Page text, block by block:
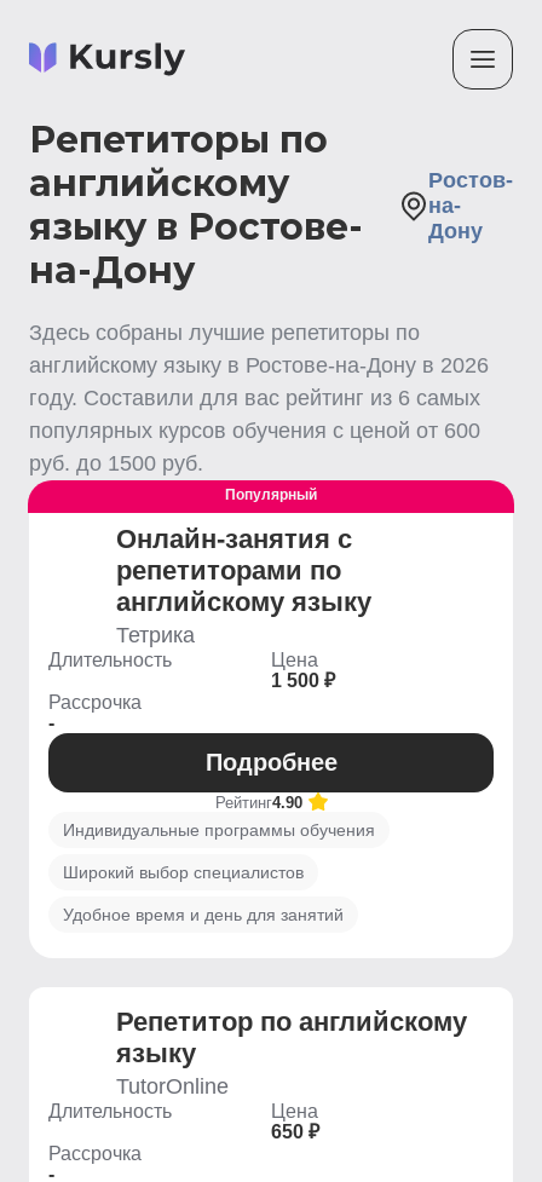
Репетиторы по
английскому
языку в Ростове-
на-Дону
Ростов-
на-
Дону
Здесь собраны лучшие репетиторы по
английскому языку в Ростове-на-Дону в 2026
году. Составили для вас рейтинг из 6 самых
популярных курсов обучения с ценой от 600
руб. до 1500 руб.
Популярный
Онлайн-занятия с
репетиторами по
английскому языку
Тетрика
Длительность
Цена
1 500 ₽
Рассрочка
-
Подробнее
Рейтинг4.90
Индивидуальные программы обучения
Широкий выбор специалистов
Удобное время и день для занятий
Репетитор по английскому
языку
TutorOnline
Длительность
Цена
650 ₽
Рассрочка
-